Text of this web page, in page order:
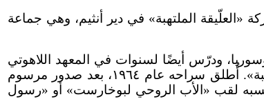
«العلّيقة الملتهبة» في دير أنثيم، وهي جماعة
وسوريا، ودرّس أيضًا لسنوات في المعهد اللاهوتي
بدير نيامتس. في عام ١٩٥٨، حُكم عليه بالأشغال الشاقة والسجن لمدّة خمسة عشر عامًا لنشاطه في حركة «العلّيقة الملتهبة». أُطلق سراحه عام ١٩٦٤، بعد صدور مرسوم
أكسبه لقب «الأب الروحي لبوخارست» أو «رسول